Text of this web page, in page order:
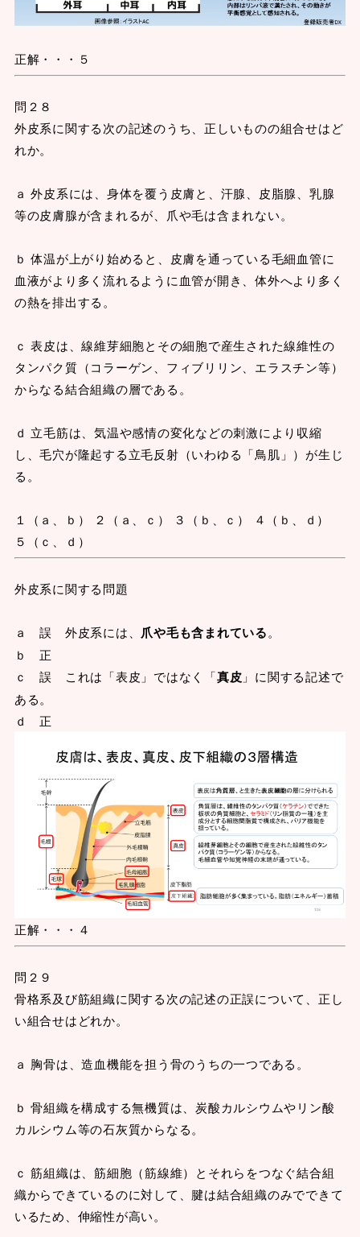
正解・・・５
問２８
外皮系に関する次の記述のうち、正しいものの組合せはど
れか。
ａ 外皮系には、身体を覆う皮膚と、汗腺、皮脂腺、乳腺
等の皮膚腺が含まれるが、爪や毛は含まれない。
ｂ 体温が上がり始めると、皮膚を通っている毛細血管に
血液がより多く流れるように血管が開き、体外へより多く
の熱を排出する。
ｃ 表皮は、線維芽細胞とその細胞で産生された線維性の
タンパク質（コラーゲン、フィブリリン、エラスチン等）
からなる結合組織の層である。
ｄ 立毛筋は、気温や感情の変化などの刺激により収縮
し、毛穴が隆起する立毛反射（いわゆる「鳥肌」）が生じ
る。
１（ａ、ｂ） ２（ａ、ｃ） ３（ｂ、ｃ） ４（ｂ、ｄ）
５（ｃ、ｄ）
外皮系に関する問題
ａ 誤 外皮系には、 爪や毛も含まれている。
ｂ 正
ｃ 誤 これは「表皮」ではなく「真皮 」に関する記述で
ある。
ｄ 正
正解・・・４
問２９
骨格系及び筋組織に関する次の記述の正誤について、正し
い組合せはどれか。
ａ 胸骨は、造血機能を担う骨のうちの一つである。
ｂ 骨組織を構成する無機質は、炭酸カルシウムやリン酸
カルシウム等の石灰質からなる。
ｃ 筋組織は、筋細胞（筋線維）とそれらをつなぐ結合組
織からできているのに対して、腱は結合組織のみでできて
いるため、伸縮性が高い。